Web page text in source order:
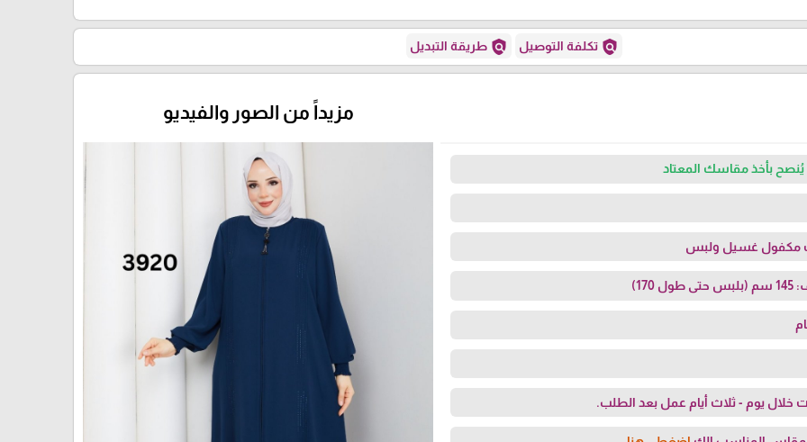
policy تكلفة التوصيل policy طريقة التبديل
يُنصح بأخذ مقاسك المعتاد
مكفول غسيل ولبس
170)
خلال يوم - ثلاث أيام عمل بعد الطلب.
مزيداً من الصور والفيديو